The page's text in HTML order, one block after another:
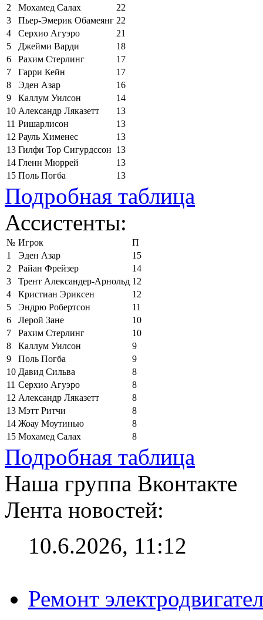
2
Мохамед Салах
22
3
Пьер-Эмерик Обамеянг 22
4
Серхио Агуэро
21
5
Джейми Варди
18
6
Рахим Стерлинг
17
7
Гарри Кейн
17
8
Эден Азар
16
9
Каллум Уилсон
14
10 Александр Ляказетт
13
11 Ришарлисон
13
12 Рауль Хименес
13
13 Гилфи Тор Сигурдссон 13
14 Гленн Мюррей
13
15 Поль Погба 13
Подробная таблица
Ассистенты:
№ Игрок
П
1
Эден Азар
15
2
Райан Фрейзер
14
3
Трент Александер-Арнольд 12
4
Кристиан Эриксен
12
5
Эндрю Робертсон
11
6
Лерой Зане
10
7
Рахим Стерлинг
10
8
Каллум Уилсон
9
9
Поль Погба
9
10 Давид Сильва
8
11 Серхио Агуэро
8
12 Александр Ляказетт
8
13 Мэтт Ритчи
8
14 Жоау Моутинью
8
15 Мохамед Салах 8
Подробная таблица
Наша группа Вконтакте
Лента новостей:
10.6.2026, 11:12
Ремонт